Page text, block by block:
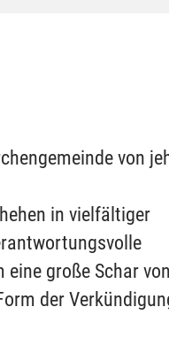
von
in vielfältiger
große Schar von
der